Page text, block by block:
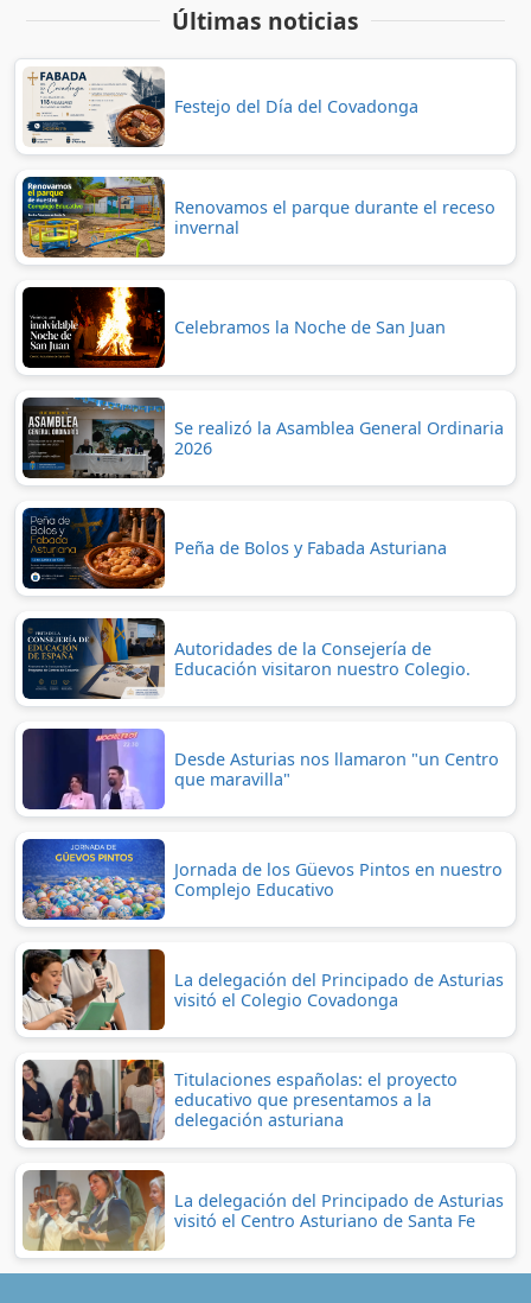
Últimas noticias
Festejo del Día del Covadonga
Renovamos el parque durante el receso
invernal
Celebramos la Noche de San Juan
Se realizó la Asamblea General Ordinaria
2026
Peña de Bolos y Fabada Asturiana
Autoridades de la Consejería de
Educación visitaron nuestro Colegio.
Desde Asturias nos llamaron "un Centro
que maravilla"
Jornada de los Güevos Pintos en nuestro
Complejo Educativo
La delegación del Principado de Asturias
visitó el Colegio Covadonga
Titulaciones españolas: el proyecto
educativo que presentamos a la
delegación asturiana
La delegación del Principado de Asturias
visitó el Centro Asturiano de Santa Fe